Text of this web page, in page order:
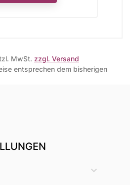
MwSt. zzgl. Versand
entsprechen dem bisherigen
